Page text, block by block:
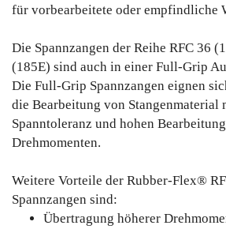
für vorbearbeitete oder empfindliche
Die Spannzangen der Reihe RFC 36
(185E) sind auch in einer Full-Grip
Die Full-Grip Spannzangen eignen
die Bearbeitung von Stangenmaterial
Spanntoleranz und hohen
Drehmomenten.
Weitere Vorteile der Rubber-Flex®
Spannzangen sind:
Übertragung höherer